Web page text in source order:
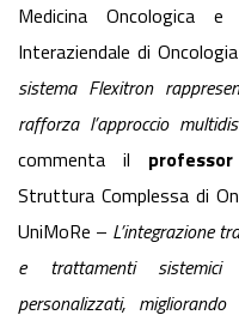
Medicina Oncologica
Interaziendale di
sistema Flexitron
rafforza l’approccio
commenta il
Struttura Complessa di
UniMoRe – L’integrazione
e trattamenti sistemici
personalizzati,